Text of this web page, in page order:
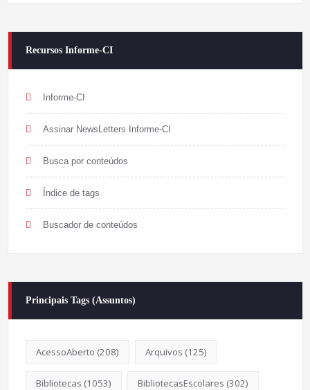
Recursos Informe-CI
Informe-CI
Assinar NewsLetters Informe-CI
Busca por conteúdos
Índice de tags
Buscador de conteúdos
Principais Tags (Assuntos)
AcessoAberto (208) Arquivos (125)
Bibliotecas (1053) BibliotecasEscolares (302)